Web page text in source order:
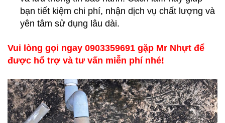
bạn tiết kiệm chi phí, nhận dịch vụ chất lượng và
yên tâm sử dụng lâu dài.
Vui lòng gọi ngay 0903359691 gặp Mr Nhựt để
được hổ trợ và tư vấn miễn phí nhé!